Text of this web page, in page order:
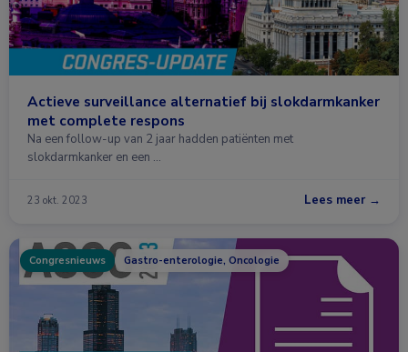
Actieve surveillance alternatief bij slokdarmkanker
met complete respons
Na een follow-up van 2 jaar hadden patiënten met
slokdarmkanker en een …
23 okt. 2023 Lees meer →
Congresnieuws Gastro-enterologie, Oncologie